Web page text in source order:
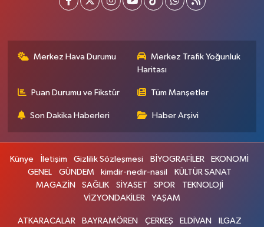
Merkez Hava Durumu
Merkez Trafik Yoğunluk
Haritası
Puan Durumu ve Fikstür Tüm Manşetler
Son Dakika Haberleri Haber Arşivi
Künye İletişim Gizlilik Sözleşmesi BİYOGRAFİLER
EKONOMİ
GENEL
GÜNDEM kimdir-nedir-nasil
KÜLTÜR SANAT
MAGAZİN
SAĞLIK SİYASET SPOR
TEKNOLOJİ
VİZYONDAKİLER
YAŞAM
ATKARACALAR BAYRAMÖREN ÇERKEŞ ELDİVAN ILGAZ